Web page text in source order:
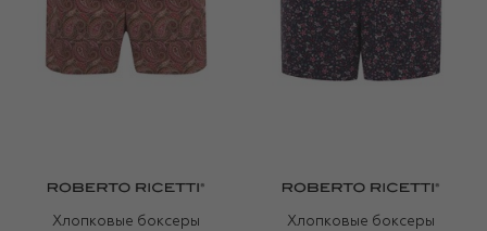
Хлопковые боксеры
Хлопковые боксеры